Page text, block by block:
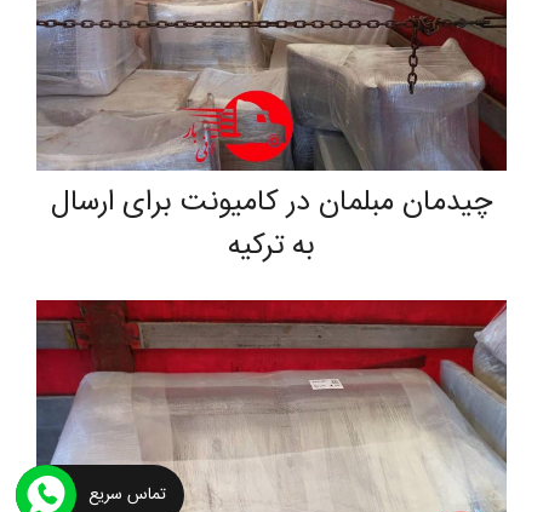
چیدمان مبلمان در کامیونت برای ارسال
به ترکیه
تماس سریع